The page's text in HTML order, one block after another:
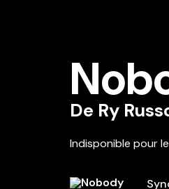
De Ry
Indisponible pour